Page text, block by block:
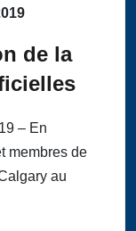
de la
– En
membres de
au